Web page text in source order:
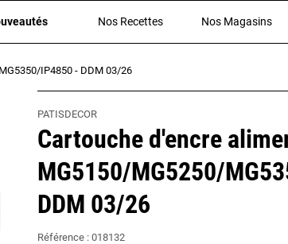
Nos Recettes Nos Magasins
IP4850 - DDM 03/26
PATISDECOR
Cartouche d'encre
MG5150/MG5250/
DDM 03/26
Référence : 018132